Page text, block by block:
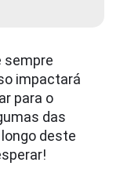
sempre
impactará
para o
das
deste